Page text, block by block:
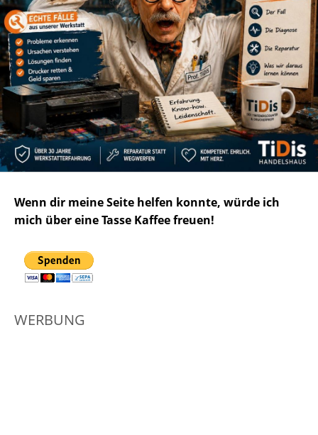
Wenn dir meine Seite helfen konnte, würde ich
mich über eine Tasse Kaffee freuen!
WERBUNG